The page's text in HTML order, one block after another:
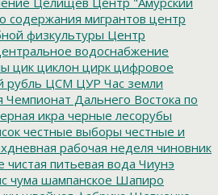
содержания мигрантов центр
физкультуры Центр
водоснабжение
цик циклон цирк цифровое
рубль ЦСМ ЦУР Час земли
Чемпионат Дальнего Востока по
икра черные лесорубы
честные выборы честные и
рабочая неделя чиновник
чистая питьевая вода Чиунэ
чума шампанское Шапиро